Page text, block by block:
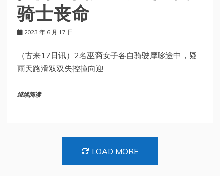
骑士丧命
2023 年 6 月 17 日
（古来17日讯）2名巫裔女子各自骑驶摩哆途中，疑
雨天路滑双双失控撞向迎
继续阅读
LOAD MORE